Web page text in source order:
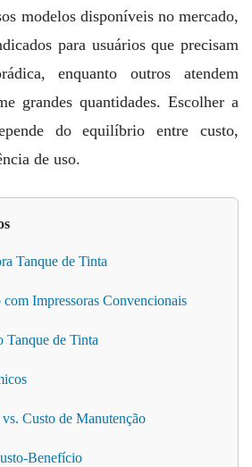
modelos disponíveis no mercado,
para usuários que precisam
enquanto outros atendem
grandes quantidades. Escolher a
do equilíbrio entre custo,
de uso.
Tanque de Tinta
Impressoras Convencionais
Tanque de Tinta
Custo de Manutenção
Benefício